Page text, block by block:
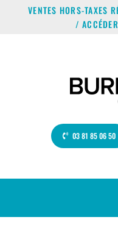
VENTES HORS-TAXES
/
03 81 85 06 50